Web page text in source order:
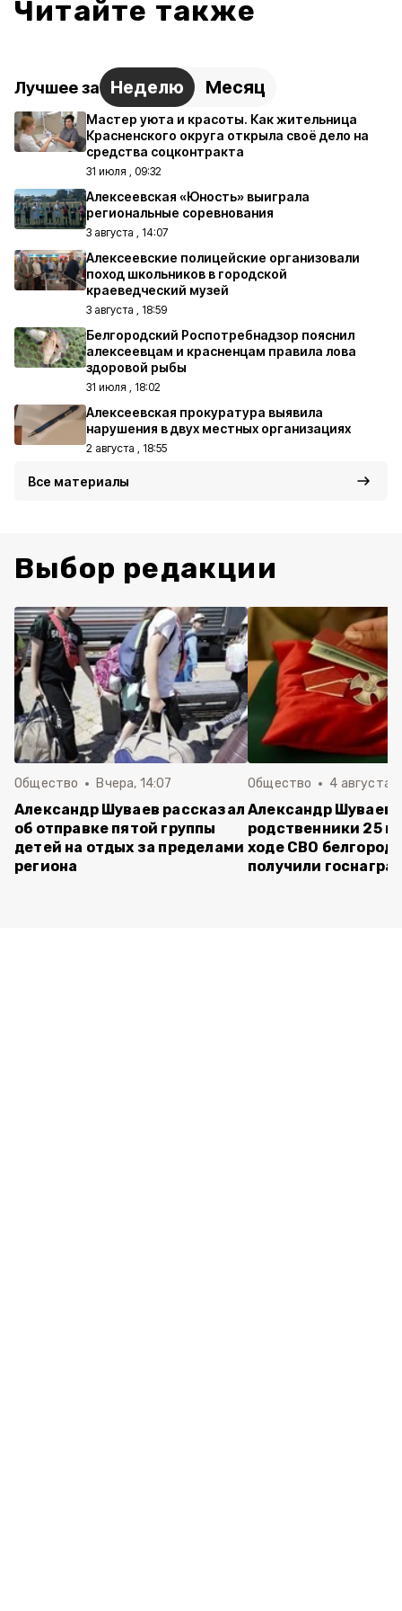
Читайте также
Лучшее за Неделю Месяц
Мастер уюта и красоты. Как жительница
Красненского округа открыла своё дело на
средства соцконтракта
31 июля , 09:32
Алексеевская «Юность» выиграла
региональные соревнования
3 августа , 14:07
Алексеевские полицейские организовали
поход школьников в городской
краеведческий музей
3 августа , 18:59
Белгородский Роспотребнадзор пояснил
алексеевцам и красненцам правила лова
здоровой рыбы
31 июля , 18:02
Алексеевская прокуратура выявила
нарушения в двух местных организациях
2 августа , 18:55
Все материалы
Выбор редакции
Общество Вчера, 14:07
Александр Шуваев рассказал
об отправке пятой группы
детей на отдых за пределами
региона
Общество 4 августа ,
Александр Шуваев:
родственники 25
ходе СВО
получили